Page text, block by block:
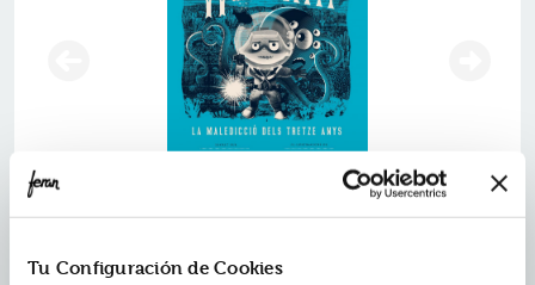
Tu Configuración de Cookies
Warren xiii i la maledicció dels